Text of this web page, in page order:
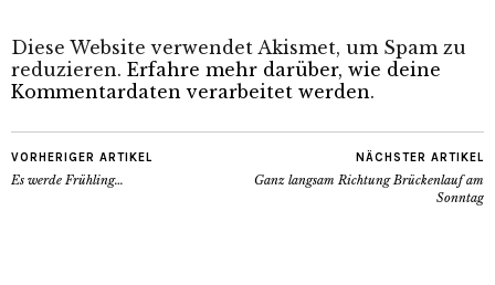
Diese Website verwendet Akismet, um Spam zu
reduzieren. Erfahre mehr darüber, wie deine
Kommentardaten verarbeitet werden.
VORHERIGER ARTIKEL
Es werde Frühling…
NÄCHSTER ARTIKEL
Ganz langsam Richtung Brückenlauf am
Sonntag